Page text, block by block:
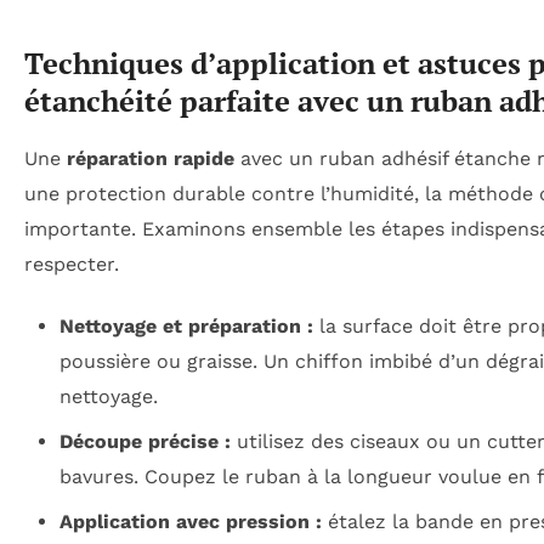
Techniques d’application et astuces
étanchéité parfaite avec un ruban
Une réparation rapide avec un ruban adhésif
une protection durable contre l’humidité, la méthode
importante. Examinons ensemble les étapes
respecter.
Nettoyage et préparation : la surface doit être
poussière ou graisse. Un chiffon imbibé d’un
nettoyage.
Découpe précise : utilisez des ciseaux ou un
bavures. Coupez le ruban à la longueur voulue
Application avec pression : étalez la bande en